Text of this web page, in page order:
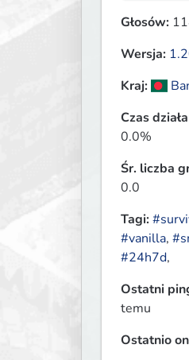
Głosów:
Wersja:
Kraj:
Czas
0.0%
Śr. liczba
0.0
Tagi:
#vanilla,
#24h7d,
Ostatni
temu
Ostatnio